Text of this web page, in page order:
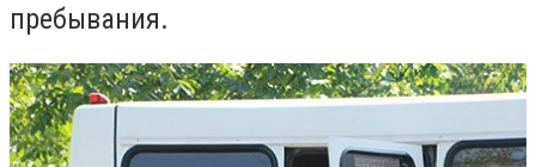
пребывания.